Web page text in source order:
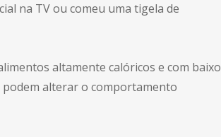
na TV ou comeu uma tigela de
altamente calóricos e com baixo
podem alterar o comportamento